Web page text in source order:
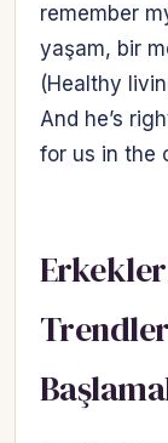
remember
yaşam, bir
(Healthy
And he’s
for us in the